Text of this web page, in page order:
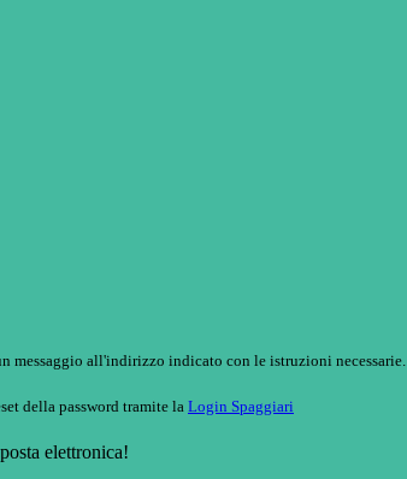
messaggio all'indirizzo indicato con le istruzioni necessarie.
della password tramite la Login Spaggiari
elettronica!